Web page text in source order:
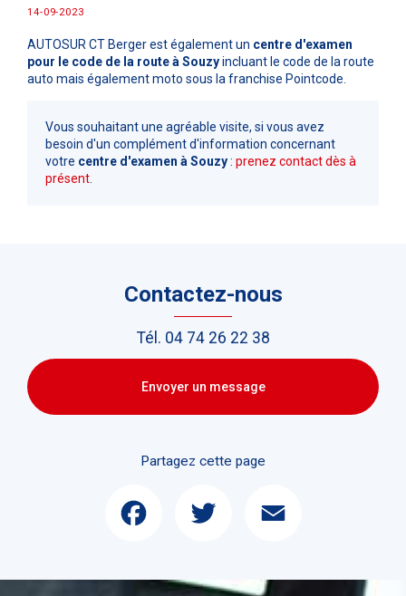
14-09-2023
AUTOSUR CT Berger est également un centre d'examen
pour le code de la route à Souzyincluant le code de la route
auto mais également moto sous la franchise Pointcode.
Vous souhaitant une agréable visite, si vous avez
besoin d'un complément d'information concernant
votre centre d'examen à Souzy: prenez contact dès à
présent
Contactez-nous
Tél. 04 74 26 22 38
Envoyer un message
Partagez cette page